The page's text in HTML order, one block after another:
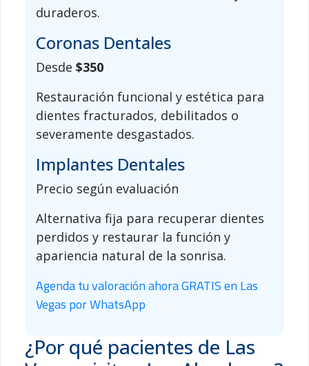
duraderos.
Coronas Dentales
Desde $350
Restauración funcional y estética para
dientes fracturados, debilitados o
severamente desgastados.
Implantes Dentales
Precio según evaluación
Alternativa fija para recuperar dientes
perdidos y restaurar la función y
apariencia natural de la sonrisa.
Agenda tu valoración ahora GRATIS en Las
Vegas por WhatsApp
¿Por qué pacientes de Las